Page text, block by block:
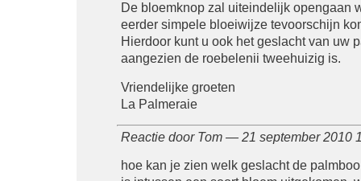
De bloemknop zal uiteindelijk opengaan
eerder simpele bloeiwijze tevoorschijn
Hierdoor kunt u ook het geslacht van uw
aangezien de roebelenii tweehuizig is.
Vriendelijke groeten
La Palmeraie
Reactie door Tom — 21 september 2010
hoe kan je zien welk geslacht de